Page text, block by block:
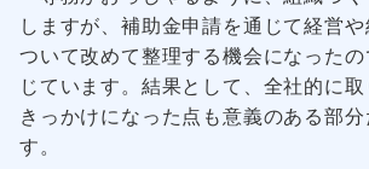
しますが、補助金申請を通じて経営
ついて改めて整理する機会になった
じています。結果として、全社的に
きっかけになった点も意義のある部分
す。